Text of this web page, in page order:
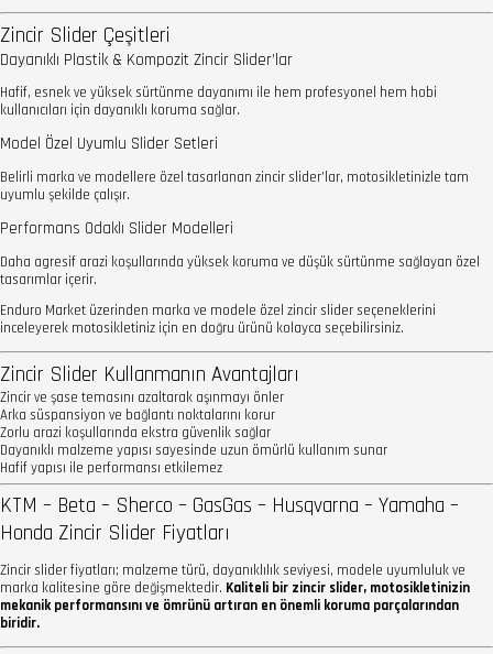
Zincir Slider Çeşitleri
Dayanıklı Plastik & Kompozit Zincir Slider’lar
Hafif, esnek ve yüksek sürtünme dayanımı ile hem profesyonel hem hobi
kullanıcıları için dayanıklı koruma sağlar.
Model Özel Uyumlu Slider Setleri
Belirli marka ve modellere özel tasarlanan zincir slider’lar, motosikletinizle tam
uyumlu şekilde çalışır.
Performans Odaklı Slider Modelleri
Daha agresif arazi koşullarında yüksek koruma ve düşük sürtünme sağlayan özel
tasarımlar içerir.
Enduro Market üzerinden marka ve modele özel zincir slider seçeneklerini
inceleyerek motosikletiniz için en doğru ürünü kolayca seçebilirsiniz.
Zincir Slider Kullanmanın Avantajları
Zincir ve şase temasını azaltarak aşınmayı önler
Arka süspansiyon ve bağlantı noktalarını korur
Zorlu arazi koşullarında ekstra güvenlik sağlar
Dayanıklı malzeme yapısı sayesinde uzun ömürlü kullanım sunar
Hafif yapısı ile performansı etkilemez
KTM – Beta – Sherco – GasGas – Husqvarna – Yamaha –
Honda Zincir Slider Fiyatları
Zincir slider fiyatları; malzeme türü, dayanıklılık seviyesi, modele uyumluluk ve
marka kalitesine göre değişmektedir. Kaliteli bir zincir slider, motosikletinizin
mekanik performansını ve ömrünü artıran en önemli koruma parçalarından
biridir.